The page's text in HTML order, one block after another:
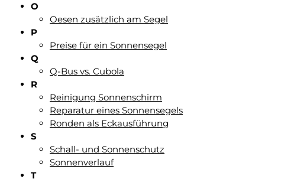
O
Oesen zusätzlich am Segel
P
Preise für ein Sonnensegel
Q
Q-Bus vs. Cubola
R
Reinigung Sonnenschirm
Reparatur eines Sonnensegels
Ronden als Eckausführung
S
Schall- und Sonnenschutz
Sonnenverlauf
T